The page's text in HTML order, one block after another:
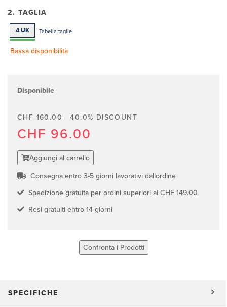
2. TAGLIA
4 UK Tabella taglie
Bassa disponibilità
Disponibile
CHF 160.00 40.0% DISCOUNT
CHF 96.00
Aggiungi al carrello
Consegna entro 3-5 giorni lavorativi dallordine
Spedizione gratuita per ordini superiori ai CHF 149.00
Resi gratuiti entro 14 giorni
Confronta i Prodotti
SPECIFICHE